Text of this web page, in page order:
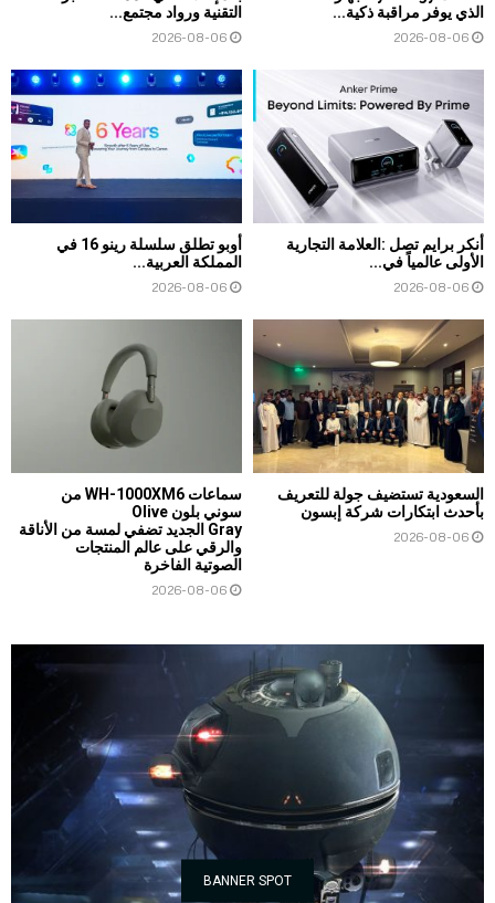
الذي يوفر مراقبة ذكية...
2026-08-06
التقنية ورواد مجتمع...
2026-08-06
أنكر برايم تصل :العلامة التجارية
الأولى عالمياً في...
2026-08-06
أوبو تطلق سلسلة رينو 16 في
المملكة العربية...
2026-08-06
السعودية تستضيف جولة للتعريف
بأحدث ابتكارات شركة إبسون
2026-08-06
سماعات WH-1000XM6 من
سوني بلون Olive
Gray الجديد تضفي لمسة من الأناقة
والرقي على عالم المنتجات
الصوتية الفاخرة
2026-08-06
BANNER SPOT